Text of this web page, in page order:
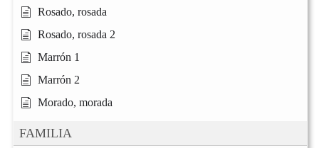
Rosado, rosada
Rosado, rosada 2
Marrón 1
Marrón 2
Morado, morada
FAMILIA